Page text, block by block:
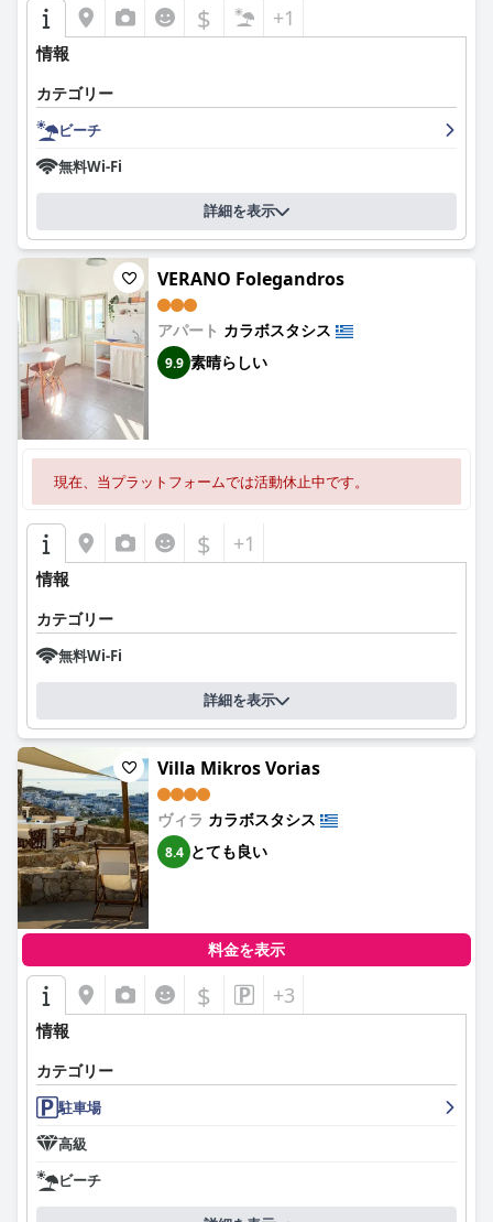
$ +1
情報
カテゴリー
ビーチ
無料Wi-Fi
詳細を表示
VERANO Folegandros
アパート カラボスタシス
9.9 素晴らしい
現在、当プラットフォームでは活動休止中です。
$ +1
情報
カテゴリー
無料Wi-Fi
詳細を表示
Villa Mikros Vorias
ヴィラ カラボスタシス
8.4 とても良い
料金を表示
$ +3
情報
カテゴリー
駐車場
高級
ビーチ